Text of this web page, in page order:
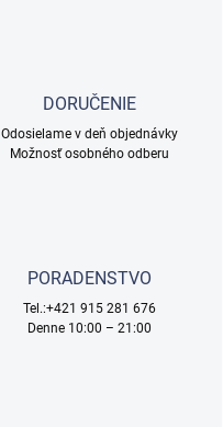
DORUČENIE
Odosielame v deň objednávky
Možnosť osobného odberu
PORADENSTVO
Tel.:+421 915 281 676
Denne 10:00 – 21:00